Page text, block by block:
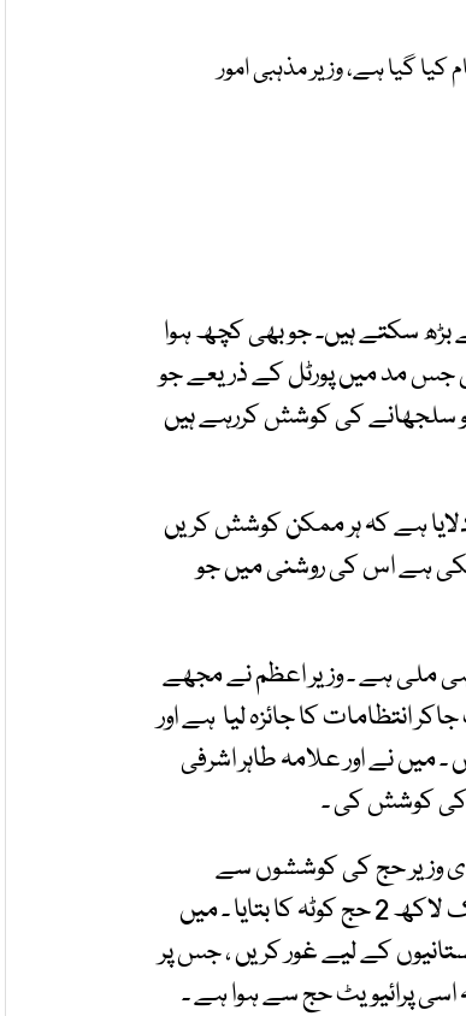
گیا ہے، وزیر مذہبی امور
بڑھ سکتے ہیں۔ جو بھی کچھ ہوا
مد میں پورٹل کے ذریعے جو
سلجھانے کی کوشش کررہے ہیں
ہے کہ ہر ممکن کوشش کریں
ہے اس کی روشنی میں جو
ہی ملی ہے ۔ وزیر اعظم نے مجھے
انتظامات کا جائزہ لیا ہے اور
میں نے اور علامہ طاہر اشرفی
وزیر حج کی کوششوں سے
پاکستان کو 10 ہزار حاجیوں کا کوٹہ مل گیا ۔ سعودی عرب نے ایک لاکھ 2 حج کوٹہ کا بتایا ۔ میں
کے لیے غور کریں ، جس پر
ہزار عازمین کی اجازت دی ۔ یہ 10 ہزار کوٹہ اسی پرائیویٹ حج سے ہوا ہے ۔